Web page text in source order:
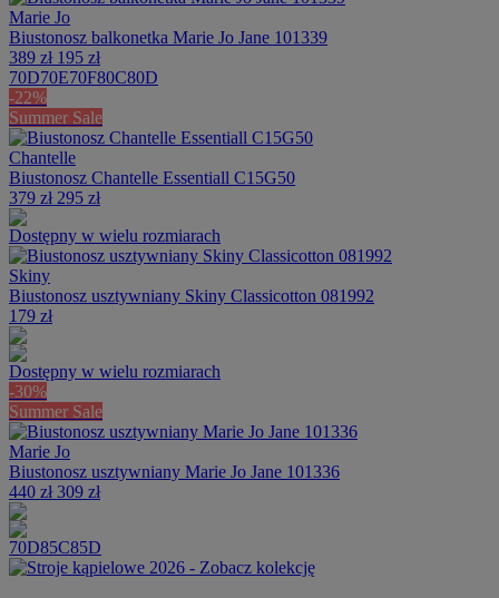
Marie Jo
Biustonosz balkonetka Marie Jo Jane 101339
389 zł 195 zł
70D70E70F80C80D
-22%
Summer Sale
Chantelle
Biustonosz Chantelle Essentiall C15G50
379 zł 295 zł
Dostępny w wielu rozmiarach
Skiny
Biustonosz usztywniany Skiny Classicotton 081992
179 zł
Dostępny w wielu rozmiarach
-30%
Summer Sale
Marie Jo
Biustonosz usztywniany Marie Jo Jane 101336
440 zł 309 zł
70D85C85D